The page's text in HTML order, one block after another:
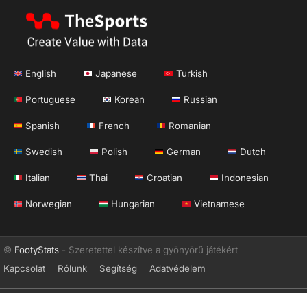
English Japanese Turkish
Portuguese Korean Russian
Spanish French Romanian
Swedish Polish German Dutch
Italian Thai Croatian Indonesian
Norwegian Hungarian Vietnamese
© FootyStats - Szeretettel készítve a gyönyörű játékért
Kapcsolat
Rólunk Segítség Adatvédelem